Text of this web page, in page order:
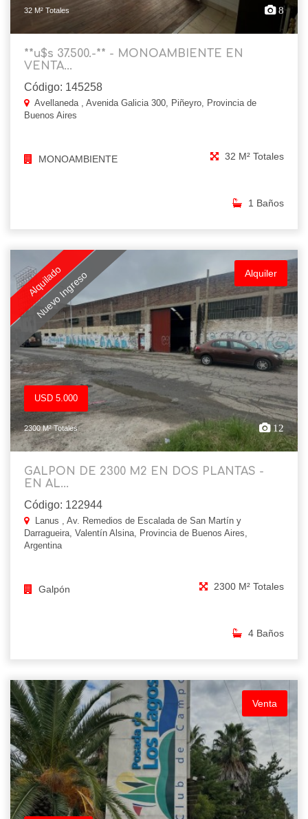
32 M² Totales 8
**u$s 37.500.-** - MONOAMBIENTE EN
VENTA...
Código: 145258
Avellaneda , Avenida Galicia 300, Piñeyro, Provincia de
Buenos Aires
MONOAMBIENTE 32 M² Totales
1 Baños
Alquilado
Nuevo Ingreso Alquiler
USD 5.000
2300 M² Totales 12
GALPON DE 2300 M2 EN DOS PLANTAS -
EN AL...
Código: 122944
Lanus , Av. Remedios de Escalada de San Martín y
Darragueira, Valentín Alsina, Provincia de Buenos Aires,
Argentina
Galpón 2300 M² Totales
4 Baños
Venta